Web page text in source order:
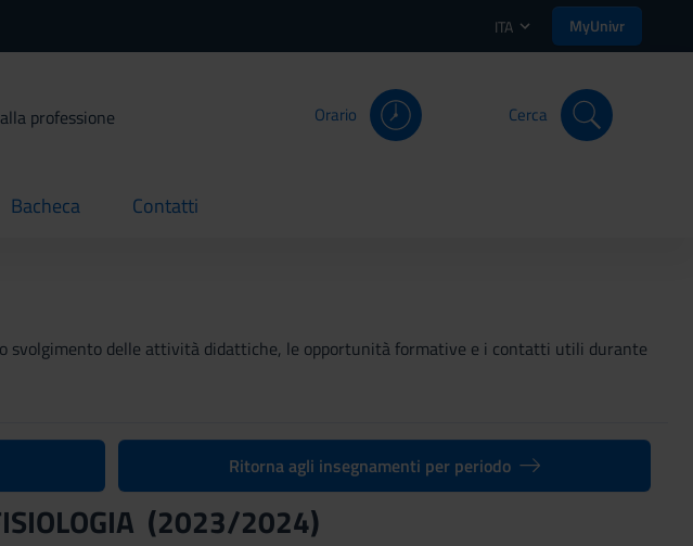
ITA MyUnivr
professione
Orario Cerca
Bacheca
current Contatti
current
svolgimento delle attività didattiche, le opportunità formative e i contatti utili durante
Ritorna agli insegnamenti per periodo
(2023/2024)